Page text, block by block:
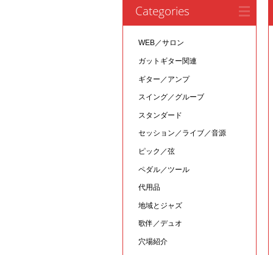
Categories
WEB／サロン
ガットギター関連
ギター／アンプ
スイング／グルーブ
スタンダード
セッション／ライブ／音源
ピック／弦
ペダル／ツール
代用品
地域とジャズ
歌伴／デュオ
穴場紹介